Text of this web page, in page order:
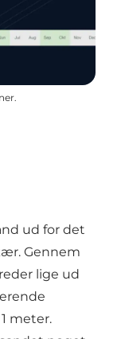
ud for det
Gennem
lige ud
meter.